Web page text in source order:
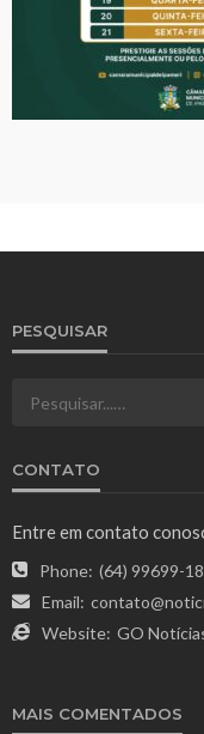
PESQUISAR
CONTATO
Entre em contato
Phone: (64) 99699-
Email:
Website: GO
MAIS COMENTADOS